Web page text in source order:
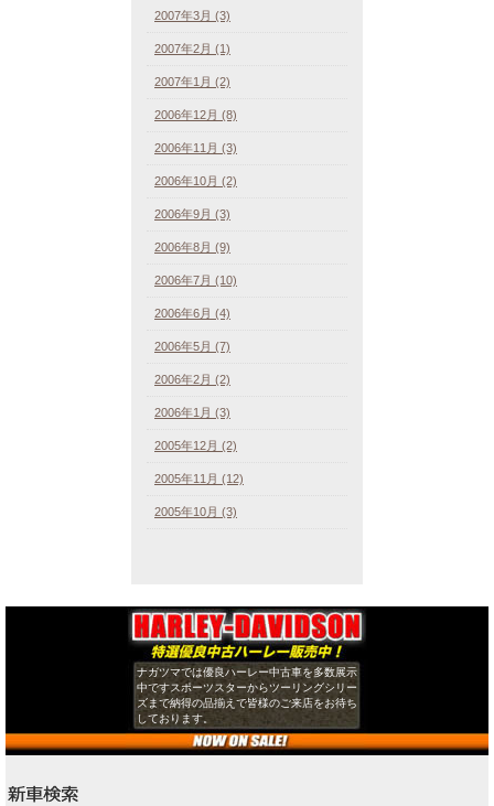
2007年3月 (3)
2007年2月 (1)
2007年1月 (2)
2006年12月 (8)
2006年11月 (3)
2006年10月 (2)
2006年9月 (3)
2006年8月 (9)
2006年7月 (10)
2006年6月 (4)
2006年5月 (7)
2006年2月 (2)
2006年1月 (3)
2005年12月 (2)
2005年11月 (12)
2005年10月 (3)
ナガツマでは優良ハーレー中古車を多数展示
中ですスポーツスターからツーリングシリー
ズまで納得の品揃えで皆様のご来店をお待ち
しております。